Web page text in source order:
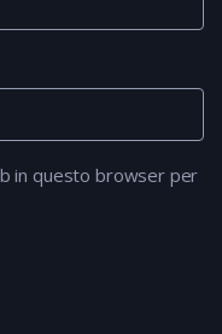
in questo browser per